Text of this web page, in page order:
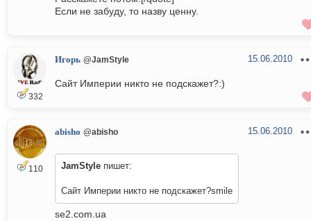
Если не забуду, то назву ценну.
332
Игорь @JamStyle 15.06.2010
Сайт Империи никто не подскажет?:)
110
abisho @abisho 15.06.2010
JamStyle пишет:
Сайт Империи никто не подскажет?smile
se2.com.ua